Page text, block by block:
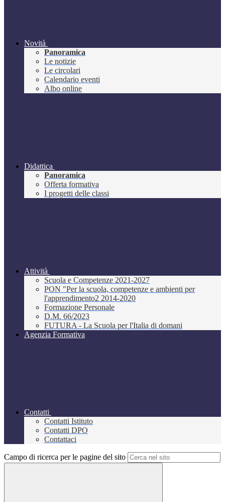
Novità
Panoramica
Le notizie
Le circolari
Calendario eventi
Albo online
Didattica
Panoramica
Offerta formativa
I progetti delle classi
Attività
Scuola e Competenze 2021-2027
PON "Per la scuola, competenze e ambienti per
l'apprendimento2 2014-2020
Formazione Personale
D.M. 66/2023
FUTURA - La Scuola per l'Italia di domani
Agenzia Formativa
Contatti
Contatti Istituto
Contatti DPO
Contattaci
Campo di ricerca per le pagine del sito